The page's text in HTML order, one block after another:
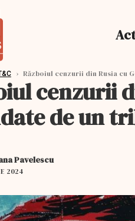
› Războiul cenzurii din Rusia cu
cenzurii
de un
Pavelescu
2024